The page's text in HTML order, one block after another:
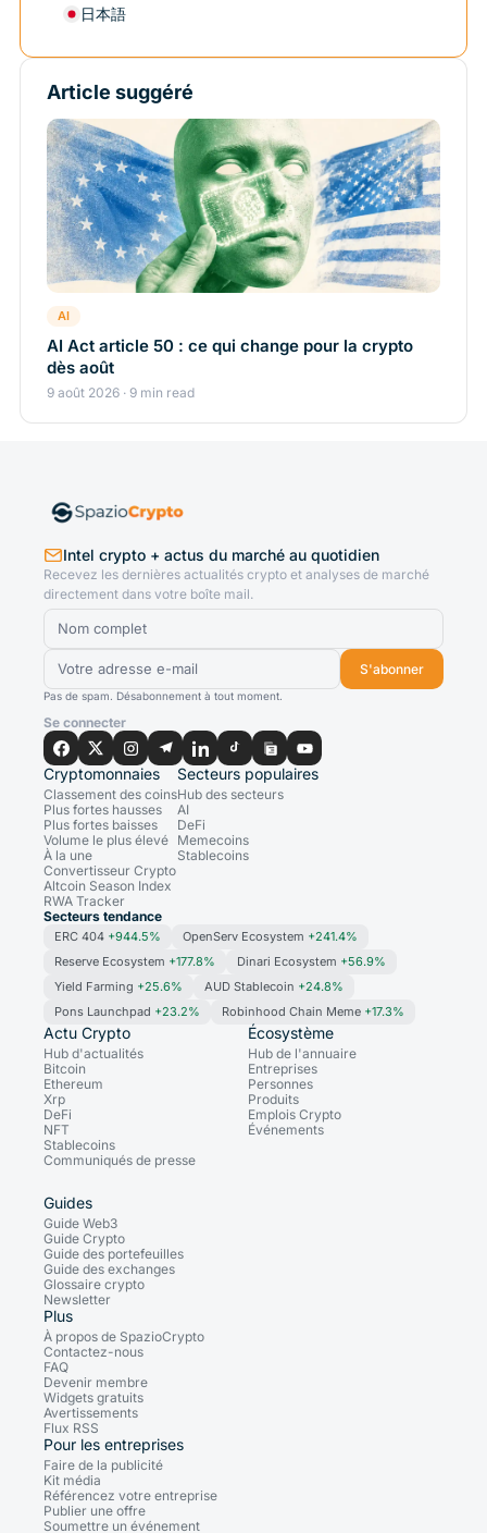
日本語
Article suggéré
AI
AI Act article 50 : ce qui change pour la crypto
dès août
9 août 2026 · 9 min read
Intel crypto + actus du marché au quotidien
Recevez les dernières actualités crypto et analyses de marché
directement dans votre boîte mail.
S'abonner
Pas de spam. Désabonnement à tout moment.
Se connecter
Cryptomonnaies
Classement des coins
Plus fortes hausses
Plus fortes baisses
Volume le plus élevé
À la une
Convertisseur Crypto
Altcoin Season Index
RWA Tracker
Secteurs populaires
Hub des secteurs
AI
DeFi
Memecoins
Stablecoins
Secteurs tendance
ERC 404 +944.5% OpenServ Ecosystem +241.4%
Reserve Ecosystem +177.8% Dinari Ecosystem +56.9%
Yield Farming +25.6% AUD Stablecoin +24.8%
Pons Launchpad +23.2% Robinhood Chain Meme +17.3%
Actu Crypto
Hub d'actualités
Bitcoin
Ethereum
Xrp
DeFi
NFT
Stablecoins
Communiqués de presse
Écosystème
Hub de l'annuaire
Entreprises
Personnes
Produits
Emplois Crypto
Événements
Guides
Guide Web3
Guide Crypto
Guide des portefeuilles
Guide des exchanges
Glossaire crypto
Newsletter
Plus
À propos de SpazioCrypto
Contactez-nous
FAQ
Devenir membre
Widgets gratuits
Avertissements
Flux RSS
Pour les entreprises
Faire de la publicité
Kit média
Référencez votre entreprise
Publier une offre
Soumettre un événement